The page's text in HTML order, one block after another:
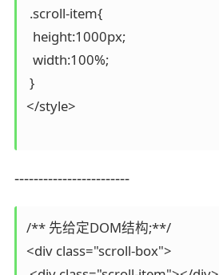
.scroll-item{
  height:1000px;
  width:100%;
}
</style>
------------------------
/** 先给定DOM结构;**/
<div class="scroll-box">